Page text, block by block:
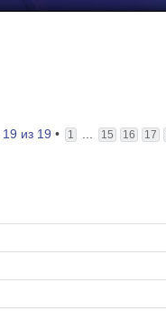
19 из 19 • 1 ... 15 16 17